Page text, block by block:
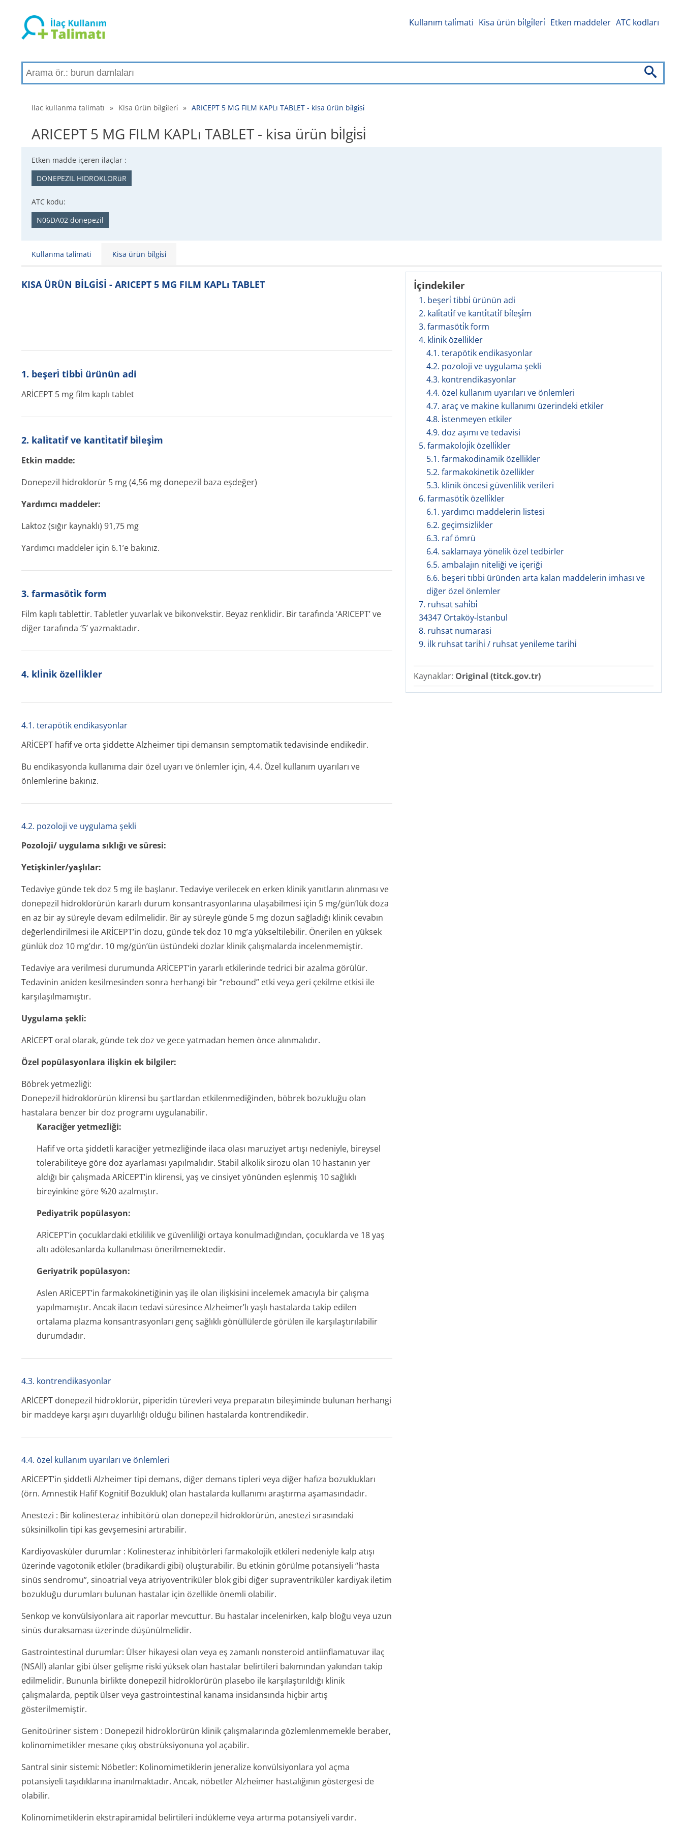
Kullanım tali̇mati Kisa ürün bi̇lgi̇leri̇ Etken maddeler ATC kodları
Ilac kullanma talimatı » Kisa ürün bi̇lgi̇leri̇ » ARICEPT 5 MG FILM KAPLı TABLET - kisa ürün bi̇lgi̇si̇
ARICEPT 5 MG FILM KAPLı TABLET - kisa ürün bi̇lgi̇si̇
Etken madde içeren ilaçlar :
DONEPEZIL HIDROKLORüR
ATC kodu:
N06DA02 donepezil
Kullanma tali̇mati Kisa ürün bi̇lgi̇si̇
İçindekiler
1. beşeri̇ tibbi̇ ürünün adi
2. kali̇tati̇f ve kanti̇tati̇f bi̇leşi̇m
3. farmasöti̇k form
4. kli̇ni̇k özelli̇kler
4.1. terapötik endikasyonlar
4.2. pozoloji ve uygulama şekli
4.3. kontrendikasyonlar
4.4. özel kullanım uyarıları ve önlemleri
4.7. araç ve makine kullanımı üzerindeki etkiler
4.8. i̇stenmeyen etkiler
4.9. doz aşımı ve tedavisi
5. farmakoloji̇k özelli̇kler
5.1. farmakodinamik özellikler
5.2. farmakokinetik özellikler
5.3. klinik öncesi güvenlilik verileri
6. farmasöti̇k özelli̇kler
6.1. yardımcı maddelerin listesi
6.2. geçimsizlikler
6.3. raf ömrü
6.4. saklamaya yönelik özel tedbirler
6.5. ambalajın niteliği ve içeriği
6.6. beşeri tıbbi üründen arta kalan maddelerin imhası ve
diğer özel önlemler
7. ruhsat sahi̇bi̇
34347 Ortaköy-İstanbul
8. ruhsat numarasi
9. i̇lk ruhsat tari̇hi̇ / ruhsat yeni̇leme tari̇hi̇
Kaynaklar: Original (titck.gov.tr)
KISA ÜRÜN BİLGİSİ - ARICEPT 5 MG FILM KAPLı TABLET
1. beşeri̇ tibbi̇ ürünün adi
ARİCEPT 5 mg film kaplı tablet
2. kali̇tati̇f ve kanti̇tati̇f bi̇leşi̇m
Etkin madde:
Donepezil hidroklorür 5 mg (4,56 mg donepezil baza eşdeğer)
Yardımcı maddeler:
Laktoz (sığır kaynaklı) 91,75 mg
Yardımcı maddeler için 6.1’e bakınız.
3. farmasöti̇k form
Film kaplı tablettir. Tabletler yuvarlak ve bikonvekstir. Beyaz renklidir. Bir tarafında ‘ARICEPT’ ve
diğer tarafında ‘5’ yazmaktadır.
4. kli̇ni̇k özelli̇kler
4.1. terapötik endikasyonlar
ARİCEPT hafif ve orta şiddette Alzheimer tipi demansın semptomatik tedavisinde endikedir.
Bu endikasyonda kullanıma dair özel uyarı ve önlemler için, 4.4. Özel kullanım uyarıları ve
önlemlerine bakınız.
4.2. pozoloji ve uygulama şekli
Pozoloji/ uygulama sıklığı ve süresi:
Yetişkinler/y­aşlılar:
Tedaviye günde tek doz 5 mg ile başlanır. Tedaviye verilecek en erken klinik yanıtların alınması ve
donepezil hidroklorürün kararlı durum konsantrasyonlarına ulaşabilmesi için 5 mg/gün’lük doza
en az bir ay süreyle devam edilmelidir. Bir ay süreyle günde 5 mg dozun sağladığı klinik cevabın
değerlendirilmesi ile ARİCEPT’in dozu, günde tek doz 10 mg’a yükseltilebilir. Önerilen en yüksek
günlük doz 10 mg’dır. 10 mg/gün’ün üstündeki dozlar klinik çalışmalarda incelenmemiştir.
Tedaviye ara verilmesi durumunda ARİCEPT’in yararlı etkilerinde tedrici bir azalma görülür.
Tedavinin aniden kesilmesinden sonra herhangi bir “rebound” etki veya geri çekilme etkisi ile
karşılaşılmamıştır.
Uygulama şekli:
ARİCEPT oral olarak, günde tek doz ve gece yatmadan hemen önce alınmalıdır.
Özel popülasyonlara ilişkin ek bilgiler:
Böbrek yetmezliği:
Donepezil hidroklorürün klirensi bu şartlardan etkilenmediğinden, böbrek bozukluğu olan
hastalara benzer bir doz programı uygulanabilir.
Karaciğer yetmezliği:
Hafif ve orta şiddetli karaciğer yetmezliğinde ilaca olası maruziyet artışı nedeniyle, bireysel
tolerabiliteye göre doz ayarlaması yapılmalıdır. Stabil alkolik sirozu olan 10 hastanın yer
aldığı bir çalışmada ARİCEPT’in klirensi, yaş ve cinsiyet yönünden eşlenmiş 10 sağlıklı
bireyinkine göre %20 azalmıştır.
Pediyatrik popülasyon:
ARİCEPT’in çocuklardaki etkililik ve güvenliliği ortaya konulmadığından, çocuklarda ve 18 yaş
altı adölesanlarda kullanılması önerilmemektedir.
Geriyatrik popülasyon:
Aslen ARİCEPT’in farmakokinetiğinin yaş ile olan ilişkisini incelemek amacıyla bir çalışma
yapılmamıştır. Ancak ilacın tedavi süresince Alzheimer’lı yaşlı hastalarda takip edilen
ortalama plazma konsantrasyonları genç sağlıklı gönüllülerde görülen ile karşılaştırılabilir
durumdadır.
4.3. kontrendikasyonlar
ARİCEPT donepezil hidroklorür, piperidin türevleri veya preparatın bileşiminde bulunan herhangi
bir maddeye karşı aşırı duyarlılığı olduğu bilinen hastalarda kontrendikedir.
4.4. özel kullanım uyarıları ve önlemleri
ARİCEPT’in şiddetli Alzheimer tipi demans, diğer demans tipleri veya diğer hafıza bozuklukları
(örn. Amnestik Hafif Kognitif Bozukluk) olan hastalarda kullanımı araştırma aşamasındadır.
Anestezi : Bir kolinesteraz inhibitörü olan donepezil hidroklorürün, anestezi sırasındaki
süksinilkolin tipi kas gevşemesini artırabilir.
Kardiyovasküler durumlar : Kolinesteraz inhibitörleri farmakolojik etkileri nedeniyle kalp atışı
üzerinde vagotonik etkiler (bradikardi gibi) oluşturabilir. Bu etkinin görülme potansiyeli “hasta
sinüs sendromu”, sinoatrial veya atriyoventriküler blok gibi diğer supraventriküler kardiyak iletim
bozukluğu durumları bulunan hastalar için özellikle önemli olabilir.
Senkop ve konvülsiyonlara ait raporlar mevcuttur. Bu hastalar incelenirken, kalp bloğu veya uzun
sinüs duraksaması üzerinde düşünülmelidir.
Gastrointestinal durumlar: Ülser hikayesi olan veya eş zamanlı nonsteroid antiinflamatuvar ilaç
(NSAİİ) alanlar gibi ülser gelişme riski yüksek olan hastalar belirtileri bakımından yakından takip
edilmelidir. Bununla birlikte donepezil hidroklorürün plasebo ile karşılaştırıldığı klinik
çalışmalarda, peptik ülser veya gastrointestinal kanama insidansında hiçbir artış
gösterilmemiştir.
Genitoüriner sistem : Donepezil hidroklorürün klinik çalışmalarında gözlemlenmemekle beraber,
kolinomimetikler mesane çıkış obstrüksiyonuna yol açabilir.
Santral sinir sistemi: Nöbetler: Kolinomimetiklerin jeneralize konvülsiyonlara yol açma
potansiyeli taşıdıklarına inanılmaktadır. Ancak, nöbetler Alzheimer hastalığının göstergesi de
olabilir.
Kolinomimetiklerin ekstrapiramidal belirtileri indükleme veya artırma potansiyeli vardır.